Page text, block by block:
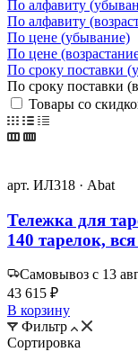
По алфавиту
По алфавиту
По цене (убывание)
По цене
По сроку поставки
По сроку поставки
Товары со
арт. ИЛ318 · Abat
Тележка для
140 тарелок,
Самовывоз с 13
43 615 ₽
В корзину
Фильтр
Сортировка